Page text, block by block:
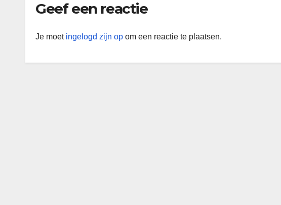
Geef een reactie
Je moet ingelogd zijn op om een reactie te plaatsen.